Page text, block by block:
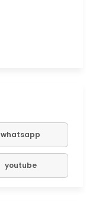
whatsapp
youtube